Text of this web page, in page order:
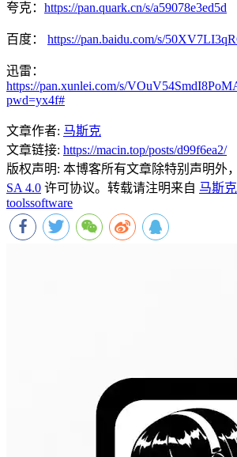
夸克： https://pan.quark.cn/s/a59078e3ed5d
百度： https://pan.baidu.com/s/
迅雷：
https://pan.xunlei.com/s/
pwd=yx4f#
文章作者: 马斯克
文章链接: https://macin.top/posts/d99f6ea2/
版权声明: 本博客所有文章除特别声明外
SA 4.0 许可协议。转载请注明来自 马斯
toolssoftware